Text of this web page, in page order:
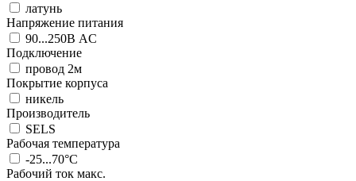
латунь
Напряжение питания
90...250В AC
Подключение
провод 2м
Покрытие корпуса
никель
Производитель
SELS
Рабочая температура
-25...70°C
Рабочий ток макс.